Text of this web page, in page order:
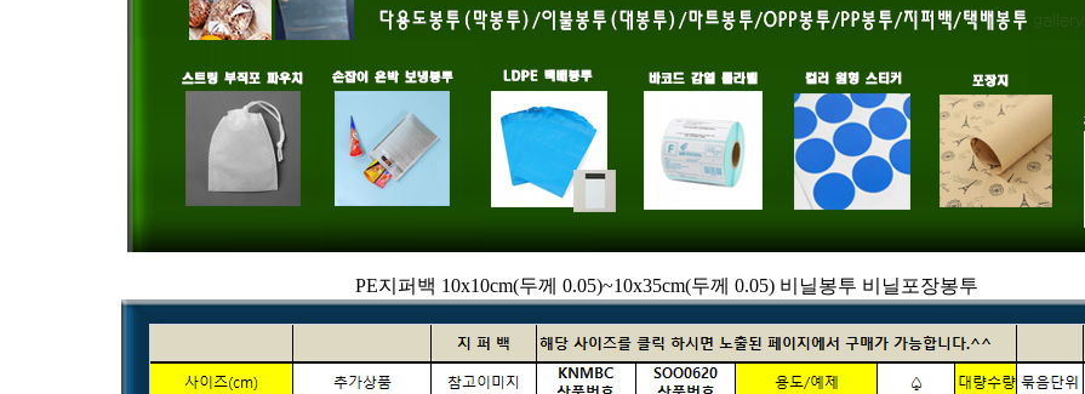
PE지퍼백 10x10cm(두께 0.05)~10x35cm(두께 0.05) 비닐봉투 비닐포장봉투